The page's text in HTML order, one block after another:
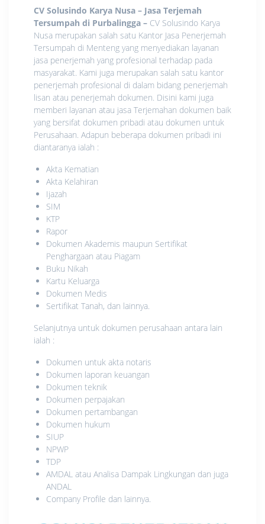
CV Solusindo Karya Nusa – Jasa Terjemah
Tersumpah di Purbalingga – CV Solusindo Karya
Nusa merupakan salah satu Kantor Jasa Penerjemah
Tersumpah di Menteng yang menyediakan layanan
jasa penerjemah yang profesional terhadap pada
masyarakat. Kami juga merupakan salah satu kantor
penerjemah profesional di dalam bidang penerjemah
lisan atau penerjemah dokumen. Disini kami juga
memberi layanan atau jasa Terjemahan dokumen baik
yang bersifat dokumen pribadi atau dokumen untuk
Perusahaan. Adapun beberapa dokumen pribadi ini
diantaranya ialah :
Akta Kematian
Akta Kelahiran
Ijazah
SIM
KTP
Rapor
Dokumen Akademis maupun Sertifikat
Penghargaan atau Piagam
Buku Nikah
Kartu Keluarga
Dokumen Medis
Sertifikat Tanah, dan lainnya.
Selanjutnya untuk dokumen perusahaan antara lain
ialah :
Dokumen untuk akta notaris
Dokumen laporan keuangan
Dokumen teknik
Dokumen perpajakan
Dokumen pertambangan
Dokumen hukum
SIUP
NPWP
TDP
AMDAL atau Analisa Dampak Lingkungan dan juga
ANDAL
Company Profile dan lainnya.